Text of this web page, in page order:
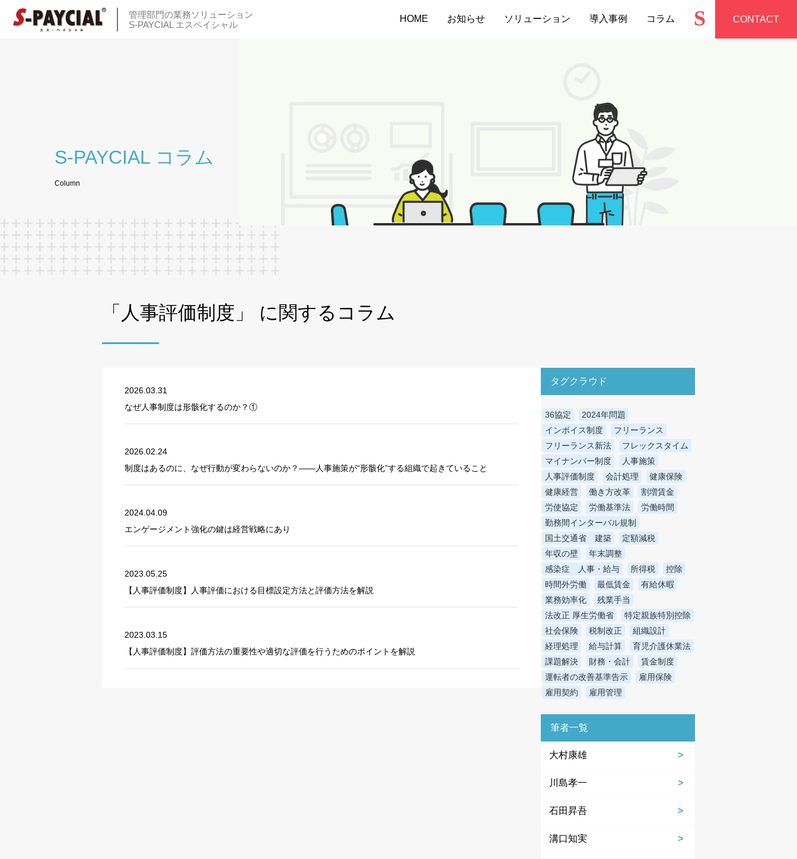
管理部門の業務ソリューション
S-PAYCIAL エスペイシャル
HOME お知らせ ソリューション 導入事例 コラム S CONTACT
S-PAYCIAL コラム
Column
「人事評価制度」 に関するコラム
2026.03.31
なぜ人事制度は形骸化するのか？①
2026.02.24
制度はあるのに、なぜ行動が変わらないのか？——人事施策が“形骸化”する組織で起きていること
2024.04.09
エンゲージメント強化の鍵は経営戦略にあり
2023.05.25
【人事評価制度】人事評価における目標設定方法と評価方法を解説
2023.03.15
【人事評価制度】評価方法の重要性や適切な評価を行うためのポイントを解説
タグクラウド
36協定
2024年問題
インボイス制度
フリーランス
フリーランス新法
フレックスタイム
マイナンバー制度
人事施策
人事評価制度
会計処理
健康保険
健康経営
働き方改革
割増賃金
労使協定
労働基準法
労働時間
勤務間インターバル規制
国土交通省 建築
定額減税
年収の壁
年末調整
感染症 人事・給与
所得税
控除
時間外労働
最低賃金
有給休暇
業務効率化
残業手当
法改正 厚生労働省
特定親族特別控除
社会保険
税制改正
組織設計
経理処理
給与計算
育児介護休業法
課題解決
財務・会計
賃金制度
運転者の改善基準告示
雇用保険
雇用契約
雇用管理
筆者一覧
大村康雄
川島孝一
石田昇吾
溝口知実
Cookie の確認と管理